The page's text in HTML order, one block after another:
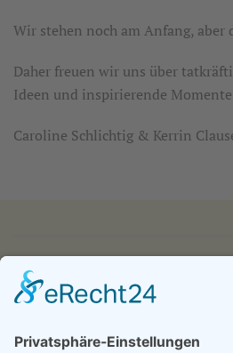
Wir stehen noch am Anfang, aber
Daher freuen wir uns über
Ideen und inspirierende
Caroline Schlichtig & Kerrin
IMPRESSUM
© 2024 - Alice Bendix -